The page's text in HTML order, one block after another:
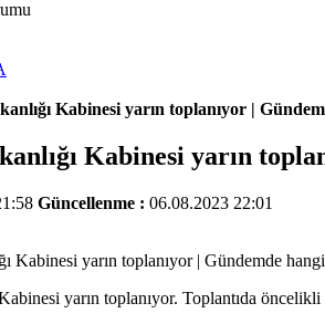
Kabinesi yarın toplanıyor |
Kabinesi yarın
Güncellenme : 06.08.2023 22:01
yarın toplanıyor. Toplantıda